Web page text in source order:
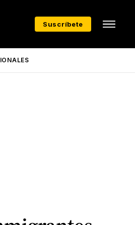
Suscríbete